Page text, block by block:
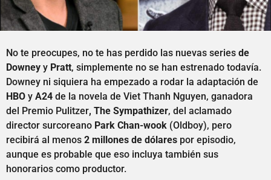
No te preocupes, no te has perdido las nuevas series de
Downey y Pratt, simplemente no se han estrenado todavía.
Downey ni siquiera ha empezado a rodar la adaptación de
HBO y A24 de la novela de Viet Thanh Nguyen, ganadora
del Premio Pulitzer, The Sympathizer, del aclamado
director surcoreano Park Chan-wook (Oldboy), pero
recibirá al menos 2 millones de dólares por episodio,
aunque es probable que eso incluya también sus
honorarios como productor.